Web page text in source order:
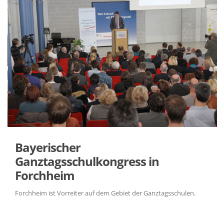
Bayerischer
Ganztagsschulkongress in
Forchheim
Forchheim ist Vorreiter auf dem Gebiet der Ganztagsschulen.